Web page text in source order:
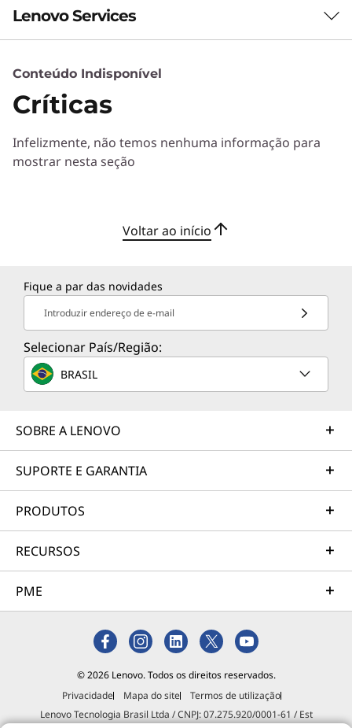
Lenovo Services
Serviços de Soluções
Desenvolva a melhor estratégia para a sua empresa.
ideal para as suas necessidades empresariais
exclusivas.
Serviços de Implementação
Ajudaremos você a simplificar a implementação de
novas tecnologias para que possa concentrar-se no
seu negócio.
Mais informações
todo o mundo, 24 horas por dia, 7 dias por semana,
Mais informações
especializados podem atendê-las com base em sua ampla experiência no
Conteúdo Indisponível
Críticas
Infelizmente, não temos nenhuma informação para
mostrar nesta seção
Voltar ao início
Fique a par das novidades
Introduzir endereço de e-mail
Selecionar País/Região:
BRASIL
SOBRE A LENOVO
SUPORTE E GARANTIA
PRODUTOS
RECURSOS
PME
© 2026 Lenovo. Todos os direitos reservados.
Privacidade
Mapa do site
Termos de utilização
Lenovo Tecnologia Brasil Ltda / CNPJ: 07.275.920/0001-61 / Est